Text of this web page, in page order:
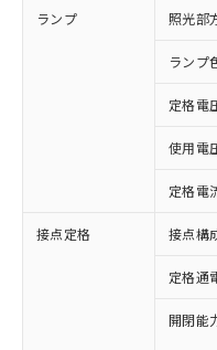
ランプ 照光部
ランプ
定格電
使用電
定格電
接点定格 接点構
定格通
開閉能
ご利用条
以下の条件をお
対応済み：
非含有に対応し
対応予定：EU
有に対応した製
対応予定なし：
非含有に非対応